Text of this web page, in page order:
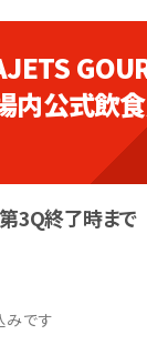
内公式飲
3Q終了時まで
です